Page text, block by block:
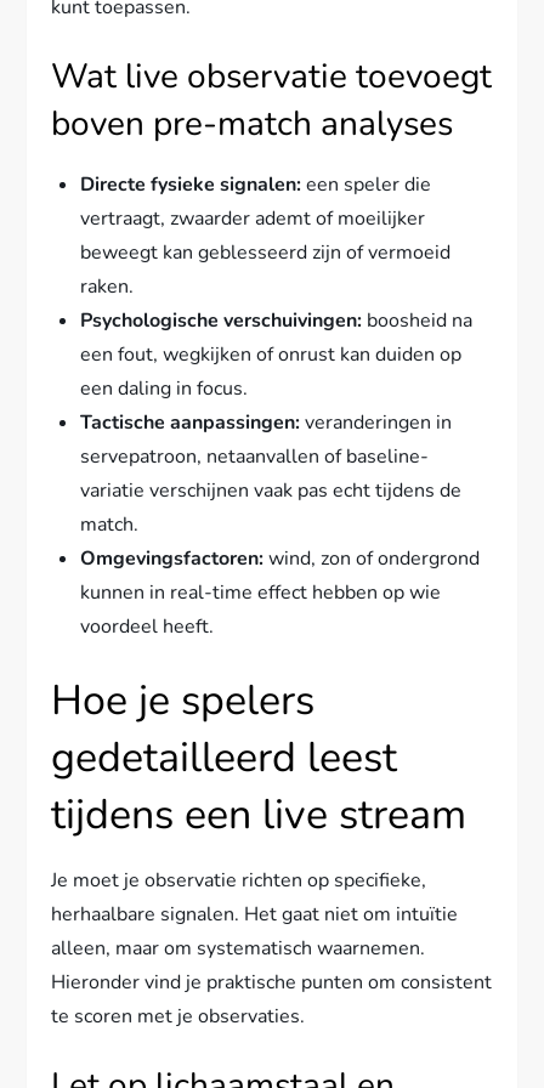
kunt toepassen.
Wat live observatie toevoegt
boven pre-match analyses
Directe fysieke signalen:een speler die
vertraagt, zwaarder ademt of moeilijker
beweegt kan geblesseerd zijn of vermoeid
raken.
Psychologische verschuivingen: boosheid na
een fout, wegkijken of onrust kan duiden op
een daling in focus.
Tactische aanpassingen:veranderingen in
servepatroon, netaanvallen of baseline-
variatie verschijnen vaak pas echt tijdens de
match.
Omgevingsfactoren:wind, zon of ondergrond
kunnen in real-time effect hebben op wie
voordeel heeft.
Hoe je spelers
gedetailleerd leest
tijdens een live stream
Je moet je observatie richten op specifieke,
herhaalbare signalen. Het gaat niet om intuïtie
alleen, maar om systematisch waarnemen.
Hieronder vind je praktische punten om consistent
te scoren met je observaties.